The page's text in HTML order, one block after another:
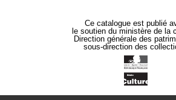
Ce catalogue est publié
le soutien du ministère de la
Direction générale des
sous-direction des